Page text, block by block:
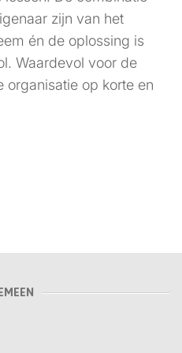
zijn van het
én de oplossing is
Waardevol voor de
organisatie op korte en